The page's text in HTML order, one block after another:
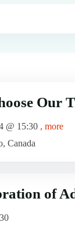
Our
@ 15:30 , more
Canada
of